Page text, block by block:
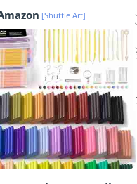
[Shuttle Art]